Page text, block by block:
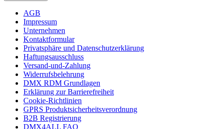
AGB
Impressum
Unternehmen
Kontaktformular
Privatsphäre und Datenschutzerklärung
Haftungsausschluss
Versand-und-Zahlung
Widerrufsbelehrung
DMX RDM Grundlagen
Erklärung zur Barrierefreiheit
Cookie-Richtlinien
GPRS Produktsicherheitsverordnung
B2B Registrierung
DMX4ALL FAQ